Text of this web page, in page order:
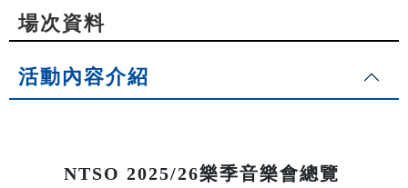
場次資料
活動內容介紹
NTSO 2025/26樂季音樂會總覽